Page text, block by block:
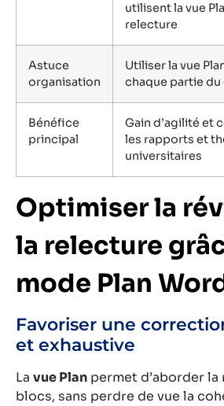
utilisent la vue
relecture
Astuce
organisation
Utiliser la vue
chaque partie
Bénéfice
principal
Gain d’agilité et
les rapports et
universitaires
Optimiser la
la relecture
mode Plan
Favoriser une
et exhaustive
La vue Plan permet d’aborder
blocs, sans perdre de vue la